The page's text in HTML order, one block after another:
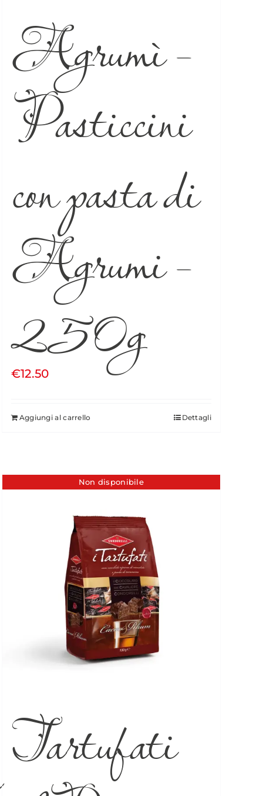
Agrumì –
Pasticcini
con pasta di
Agrumi –
250g
€12.50
Aggiungi al carrello Dettagli
Non disponibile
Tartufati